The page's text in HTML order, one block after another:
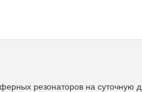
резонаторов на суточную